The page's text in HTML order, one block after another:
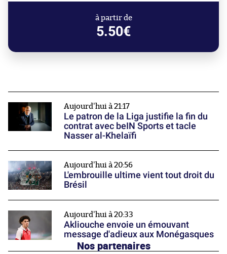
à partir de
5.50€
Aujourd'hui à 21:17
Le patron de la Liga justifie la fin du
contrat avec beIN Sports et tacle
Nasser al-Khelaïfi
Aujourd'hui à 20:56
L'embrouille ultime vient tout droit du
Brésil
Aujourd'hui à 20:33
Akliouche envoie un émouvant
message d'adieux aux Monégasques
Nos partenaires